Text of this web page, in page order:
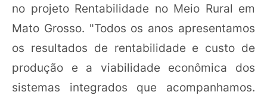
no projeto Rentabilidade no Meio Rural em
Mato Grosso. "Todos os anos apresentamos
os resultados de rentabilidade e custo de
produção e a viabilidade econômica dos
sistemas integrados que acompanhamos.